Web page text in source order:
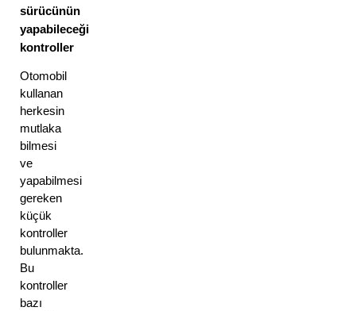
sürücünün
yapabileceği
kontroller
Otomobil
kullanan
herkesin
mutlaka
bilmesi
ve
yapabilmesi
gereken
küçük
kontroller
bulunmakta.
Bu
kontroller
bazı